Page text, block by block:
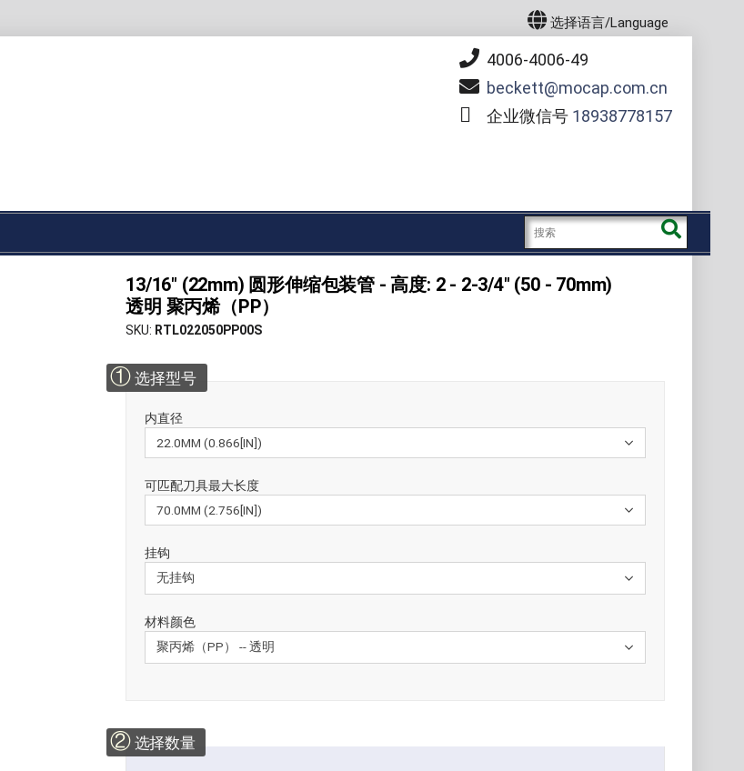
选择语言/Language
4006-4006-49
beckett
mocap.com.cn
企业微信号 18938778157
13/16" (22mm) 圆形伸缩包装管 - 高度: 2 - 2-3/4" (50 - 70mm)
透明 聚丙烯（PP）
SKU RTL022050PP00S
① 选择型号
内直径
可匹配刀具最大长度
挂钩
材料颜色
②选择数量